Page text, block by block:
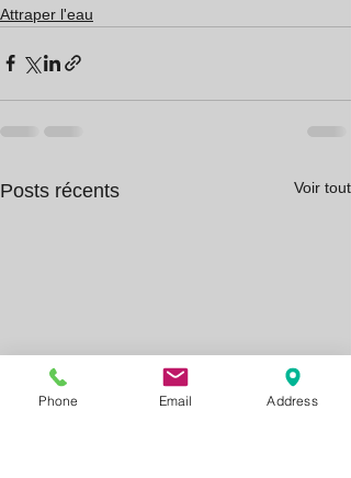
Attraper l'eau
Posts récents Voir tout
Phone Email Address